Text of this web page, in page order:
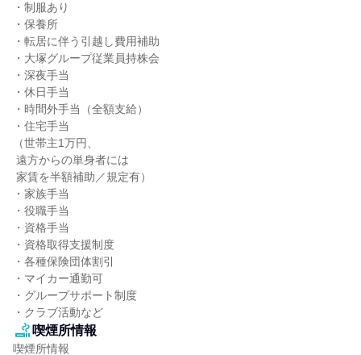
・制服あり
・保養所
・転居に伴う引越し費用補助
・大塚グループ従業員持株会
・深夜手当
・休日手当
・時間外手当（全額支給）
・住宅手当
（世帯主1万円、
・家族手当
・役職手当
・資格手当
・資格取得支援制度
・各種保険団体割引
・マイカー通勤可
・グループサポート制度
・クラブ活動など
喫煙所情報
喫煙所情報